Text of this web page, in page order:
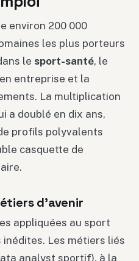
environ 200 000
les plus porteurs
le sport-santé, le
entreprise et la
La multiplication
a doublé en dix ans,
profils polyvalents
casquette de
d’avenir
appliquées au sport
Les métiers liés
analyst sportif), à la